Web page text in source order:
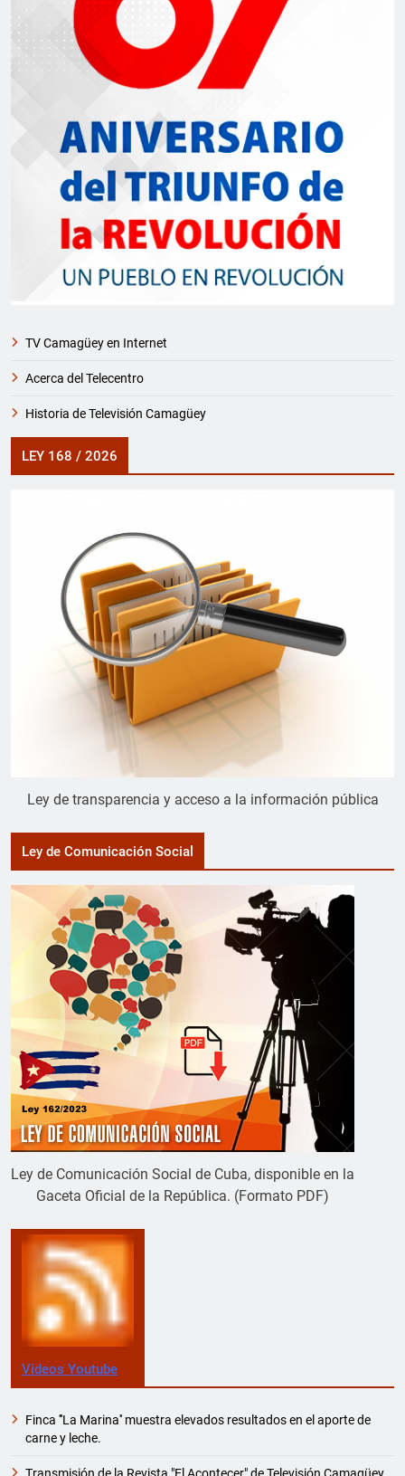
TV Camagüey en Internet
Acerca del Telecentro
Historia de Televisión Camagüey
LEY 168 / 2026
Ley de transparencia y acceso a la información pública
Ley de Comunicación Social
Ley de Comunicación Social de Cuba, disponible en la
Gaceta Oficial de la República. (Formato PDF)
Videos Youtube
Finca '''La Marina'' muestra elevados resultados en el aporte de
carne y leche.
Transmisión de la Revista "El Acontecer" de Televisión Camagüey